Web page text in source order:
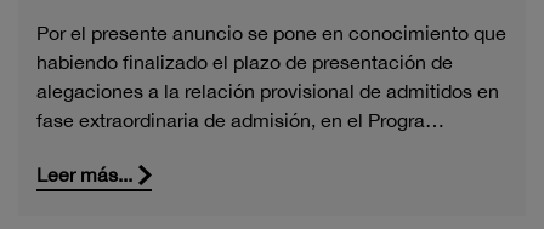
Por el presente anuncio se pone en conocimiento que
habiendo finalizado el plazo de presentación de
alegaciones a la relación provisional de admitidos en
fase extraordinaria de admisión, en el Progra…
Leer más...